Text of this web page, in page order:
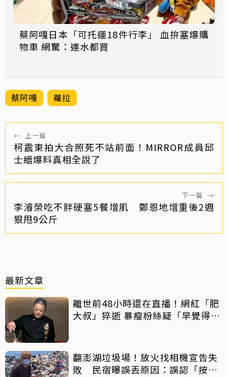
蔡阿嘎日本「可托運18件行李」 血拚塞爆購
物車 網驚：連水都買
蔡阿嘎 蘿拉
← 上一篇
柯震東拍大合照死不站前面！MIRROR成員邱
士縉爆料真相全說了
下一篇 →
李濬榮吃不胖硬塞5餐增肌 鄭恩地增重後2週
狠甩9公斤
最新文章
離世前48小時還在直播！網紅「肥
大叔」猝逝 暴瘦粉絲疑「早覺得不
翻澎湖垃圾場！放火找相機宣告失
敗 民宿曝誤丟原因：誤認「按摩